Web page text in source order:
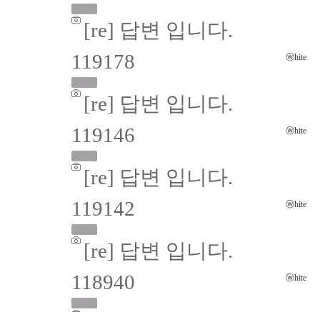
[re] 답변 입니다.
119178
[re] 답변 입니다.
ⓦhite
119146
[re] 답변 입니다.
ⓦhite
119142
[re] 답변 입니다.
ⓦhite
118940
ⓦhite